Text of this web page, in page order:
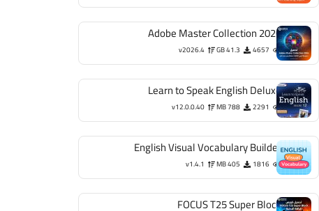
Adobe Master Collection 2026
4657
41.3 GB
v2026.4
Learn to Speak English Deluxe
2291
788 MB
v12.0.0.40
English Visual Vocabulary Builder
1816
405 MB
v1.4.1
FOCUS T25 Super Block